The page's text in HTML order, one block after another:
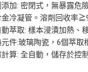
加: 密閉式，無暴露危
金冷凝管。溶劑回收率
萃取: 樣本浸漬加熱、
件:玻璃陶瓷，6個萃取
算: 全自動，儲存於控